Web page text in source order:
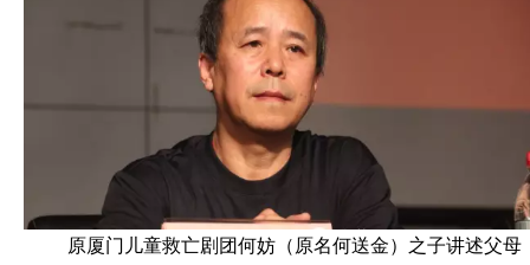
原厦门儿童救亡剧团何妨（原名何送金）之子讲述父母